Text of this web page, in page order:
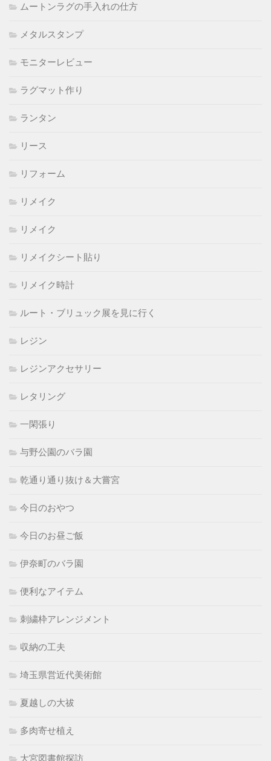
ムートンラグの手入れの仕方
メタルスタンプ
モニターレビュー
ラグマット作り
ランタン
リース
リフォーム
リメイク
リメイク
リメイクシート貼り
リメイク時計
ルート・ブリュック展を見に行く
レジン
レジンアクセサリー
レタリング
一閑張り
与野公園のバラ園
乾通り通り抜け＆大嘗宮
今日のおやつ
今日のお昼ご飯
伊奈町のバラ園
便利なアイテム
刺繍枠アレンジメント
収納の工夫
埼玉県営近代美術館
夏越しの大祓
多肉寄せ植え
大宮図書館探訪